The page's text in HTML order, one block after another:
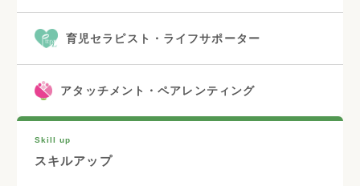
育児セラピスト・ライフサポーター
アタッチメント・ペアレンティング
Skill up
スキルアップ